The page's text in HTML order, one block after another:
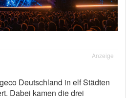
Anzeige
Deutschland in elf Städten
Dabei kamen die drei